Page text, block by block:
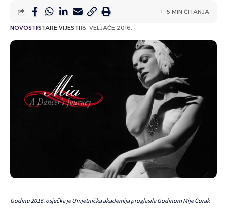
NOVOSTISTARE VIJESTI18. VELJAČE 2016.
5 MIN ČITANJA
Godinu 2016. osječka je Umjetnička akademija proglasila Godinom Mije Čorak